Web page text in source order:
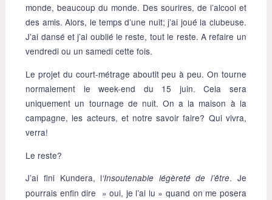
monde, beaucoup du monde. Des sourires, de l’alcool et
des amis. Alors, le temps d’une nuit; j’ai joué la clubeuse.
J’ai dansé et j’ai oublié le reste, tout le reste. A refaire un
vendredi ou un samedi cette fois.
Le projet du court-métrage aboutit peu à peu. On tourne
normalement le week-end du 15 juin. Cela sera
uniquement un tournage de nuit. On a la maison à la
campagne, les acteurs, et notre savoir faire? Qui vivra,
verra!
Le reste?
J’ai fini Kundera, l‘Insoutenable légèreté de l’être. Je
pourrais enfin dire » oui, je l’ai lu » quand on me posera